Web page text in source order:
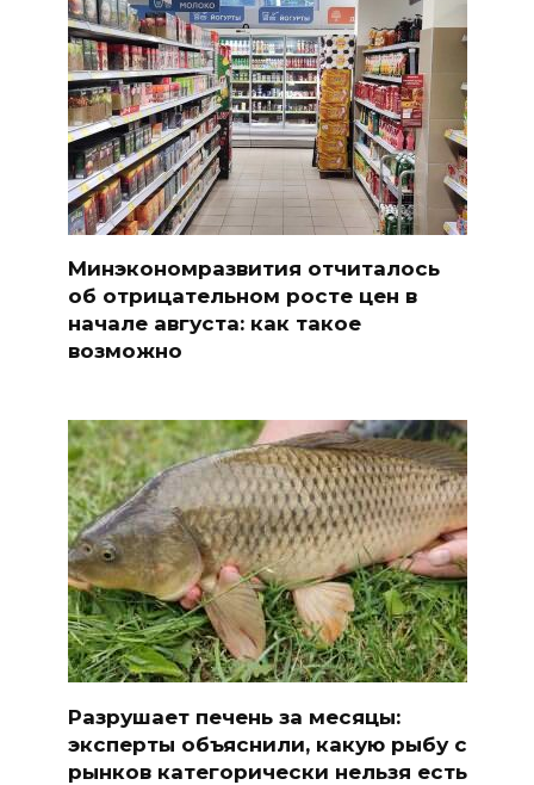
Минэкономразвития отчиталось
об отрицательном росте цен в
начале августа: как такое
возможно
Разрушает печень за месяцы:
эксперты объяснили, какую рыбу с
рынков категорически нельзя есть